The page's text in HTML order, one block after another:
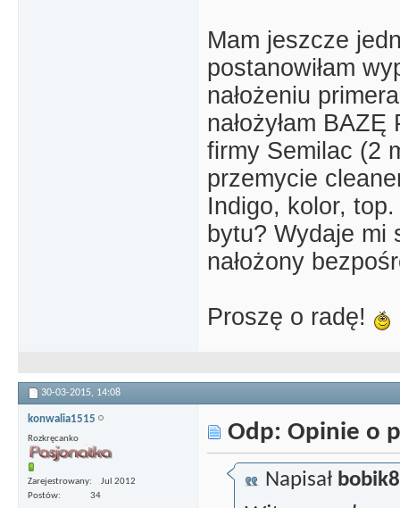
Mam jeszcze
postanowiłam
nałożeniu
nałożyłam
firmy Semilac (2
przemycie
Indigo, kolor,
bytu? Wydaje mi
nałożony
Proszę o radę!
30-03-2015, 14:08
konwalia1515
Rozkręcanko
Zarejestrowany
Jul 2012
Postów
34
Odp: Opinie o
Napisał